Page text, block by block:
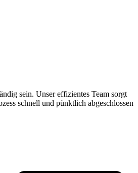
sein. Unser effizientes Team sorgt
schnell und pünktlich abgeschlossen